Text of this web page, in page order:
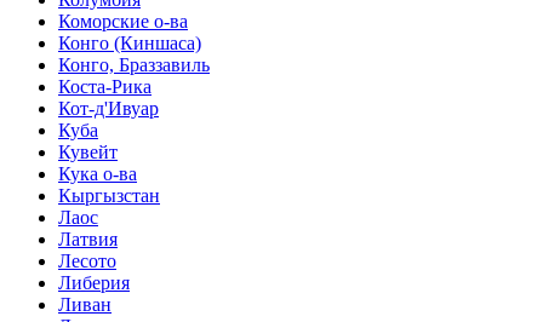
Коморские о-ва
Конго (Киншаса)
Конго, Браззавиль
Коста-Рика
Кот-д'Ивуар
Куба
Кувейт
Кука о-ва
Кыргызстан
Лаос
Латвия
Лесото
Либерия
Ливан